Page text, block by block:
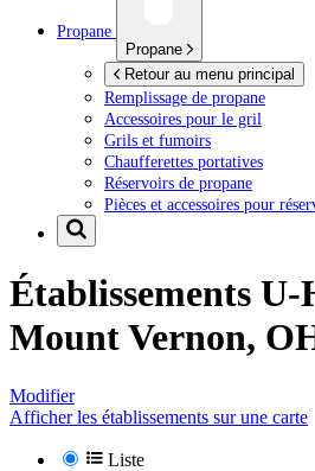
Propane
Propane
Retour au menu principal
Remplissage de propane
Accessoires pour le gril
Grils et fumoirs
Chaufferettes portatives
Réservoirs de propane
Pièces et accessoires pour
Établissements U-
Mount Vernon,
Modifier
Afficher les établissements sur une carte
Liste